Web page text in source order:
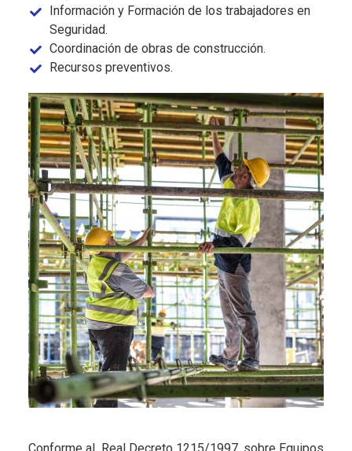
Información y Formación de los trabajadores en
Seguridad.
Coordinación de obras de construcción.
Recursos preventivos.
Conforme al Real Decreto 1215/1997, sobre Equipos